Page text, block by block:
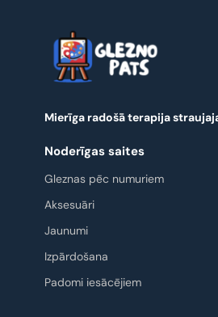
Mierīga radošā terapija
Noderīgas saites
Gleznas pēc numuriem
Aksesuāri
Jaunumi
Izpārdošana
Padomi iesācējiem